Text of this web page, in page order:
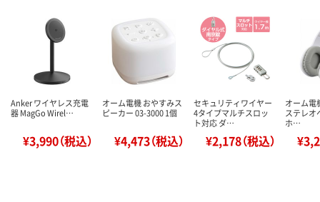
Anker ワイヤレス充電
器 MagGo Wirel…
¥3,990（税込）
オーム電機 おやすみス
ピーカー 03-3000 1個
¥4,473（税込）
セキュリティワイヤー
4タイプマルチスロッ
ト対応 ダ…
¥2,178（税込）
オーム
ステレオ
ホ…